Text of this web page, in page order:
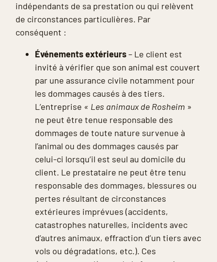
indépendants de sa prestation ou qui relèvent
de circonstances particulières. Par
conséquent :
Événements extérieurs– Le client est
invité à vérifier que son animal est couvert
par une assurance civile notamment pour
les dommages causés à des tiers.
L’entreprise « Les animaux de Rosheim »
ne peut être tenue responsable des
dommages de toute nature survenue à
l’animal ou des dommages causés par
celui-ci lorsqu’il est seul au domicile du
client. Le prestataire ne peut être tenu
responsable des dommages, blessures ou
pertes résultant de circonstances
extérieures imprévues (accidents,
catastrophes naturelles, incidents avec
d’autres animaux, effraction d’un tiers avec
vols ou dégradations, etc.). Ces